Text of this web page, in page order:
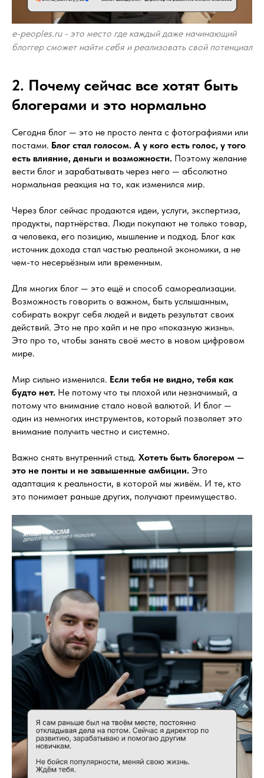
e-peoples.ru - это место где каждый даже начинающий
блоггер сможет найти себя и реализовать свой потенциал
2. Почему сейчас все хотят быть
блогерами и это нормально
Сегодня блог — это не просто лента с фотографиями или
постами. Блог стал голосом. А у кого есть голос, у того
есть влияние, деньги и возможности. Поэтому желание
вести блог и зарабатывать через него — абсолютно
нормальная реакция на то, как изменился мир.
Через блог сейчас продаются идеи, услуги, экспертиза,
продукты, партнёрства. Люди покупают не только товар,
а человека, его позицию, мышление и подход. Блог как
источник дохода стал частью реальной экономики, а не
чем-то несерьёзным или временным.
Для многих блог — это ещё и способ самореализации.
Возможность говорить о важном, быть услышанным,
собирать вокруг себя людей и видеть результат своих
действий. Это не про хайп и не про «показную жизнь».
Это про то, чтобы занять своё место в новом цифровом
мире.
Мир сильно изменился. Если тебя не видно, тебя как
будто нет. Не потому что ты плохой или незначимый, а
потому что внимание стало новой валютой. И блог —
один из немногих инструментов, который позволяет это
внимание получить честно и системно.
Важно снять внутренний стыд. Хотеть быть блогером —
это не понты и не завышенные амбиции. Это
адаптация к реальности, в которой мы живём. И те, кто
это понимает раньше других, получают преимущество.